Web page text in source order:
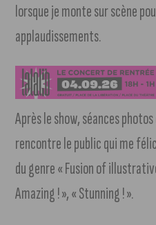
lorsque je monte sur scène
applaudissements.
Après le show, séances
rencontre le public qui me
du genre « Fusion of
Amazing ! », « Stunning ! ».